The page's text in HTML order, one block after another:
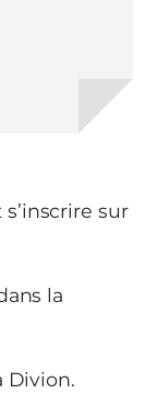
sur
la
Divion.